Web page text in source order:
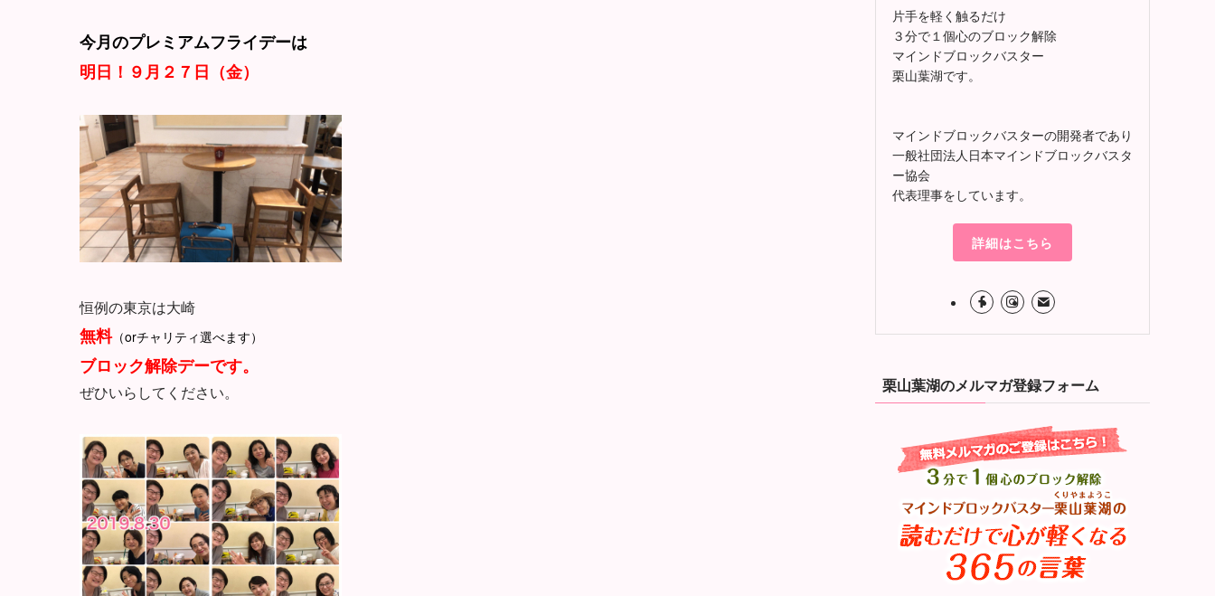
今月のプレミアムフライデーは
明日！９月２７日（金）
恒例の東京は大崎
無料（orチャリティ選べます）
ブロック解除デーです。
ぜひいらしてください。
片手を軽く触るだけ
３分で１個心のブロック解除
マインドブロックバスター
栗山葉湖です。
マインドブロックバスターの開発者であり
一般社団法人日本マインドブロックバスタ
ー協会
代表理事をしています。
詳細はこちら
栗山葉湖のメルマガ登録フォーム